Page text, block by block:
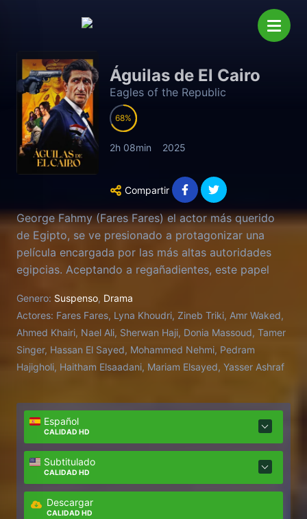
Águilas de El Cairo
Eagles of the Republic
68
2h 08min 2025
Compartir
George Fahmy (Fares Fares) el actor más querido
de Egipto, se ve presionado a protagonizar una
película encargada por las más altas autoridades
egipcias. Aceptando a regañadientes, este papel
de las personas más poderosas del país. Como una
polilla atraída por la luz, comienza un romance con
la misteriosa esposa del general que supervisa el
proyecto.
Genero: Suspenso, Drama
Actores: Fares Fares, Lyna Khoudri, Zineb Triki, Amr Waked,
Ahmed Khairi, Nael Ali, Sherwan Haji, Donia Massoud, Tamer
Singer, Hassan El Sayed, Mohammed Nehmi, Pedram
Hajigholi, Haitham Elsaadani, Mariam Elsayed, Yasser Ashraf
Español
CALIDAD HD
Subtitulado
CALIDAD HD
Descargar
CALIDAD HD